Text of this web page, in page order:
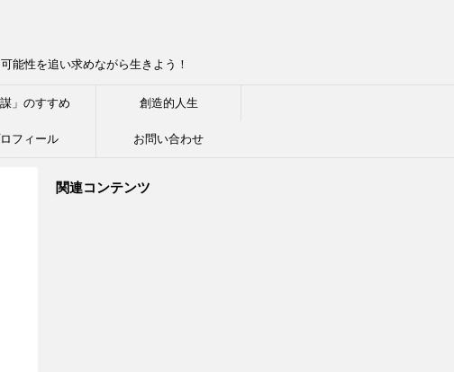
能性を追い求めながら生きよう！
謀」のすすめ 創造的人生
フィール お問い合わせ
関連コンテンツ